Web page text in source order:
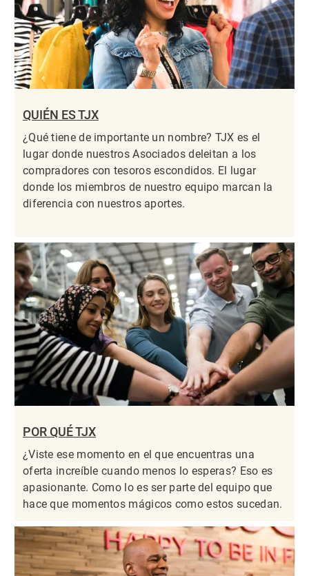
QUIÉN ES TJX
¿Qué tiene de importante un nombre? TJX es el
lugar donde nuestros Asociados deleitan a los
compradores con tesoros escondidos. El lugar
donde los miembros de nuestro equipo marcan la
diferencia con nuestros aportes.
POR QUÉ TJX
¿Viste ese momento en el que encuentras una
oferta increíble cuando menos lo esperas? Eso es
apasionante. Como lo es ser parte del equipo que
hace que momentos mágicos como estos sucedan.